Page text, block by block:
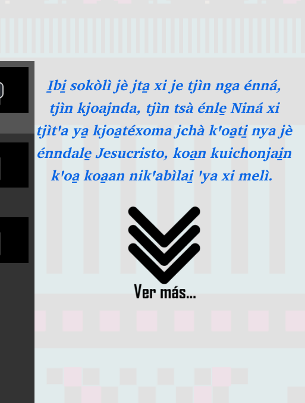
I̱bi̱ sokòlì jè jta̱ xi je tjìn nga énná,
tjìn kjoajnda, tjìn tsà énle̱ Niná xi
tjìtꞌa ya̱ kjoa̱téxoma jchà kꞌoa̱ti̱ nya jè
énndale̱ Jesucristo, koa̱n kuichonjai̱n
kꞌoa̱ koa̱an nikꞌabìlai̱ ꞌya xi melì.